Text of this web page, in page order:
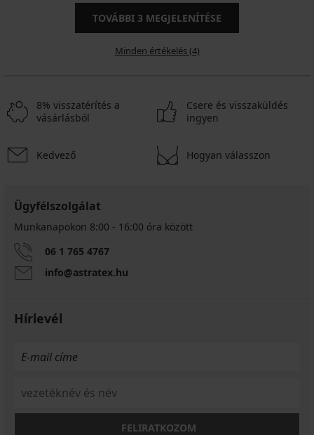
TOVÁBBI 3 MEGJELENÍTÉSE
Minden értékelés (4)
8% visszatérítés a
vásárlásból
Csere és visszaküldés
ingyen
Kedvező Hogyan válasszon
Ügyfélszolgálat
Munkanapokon 8:00 - 16:00 óra között
06 1 765 4767
info@astratex.hu
Hírlevél
FELIRATKOZOM